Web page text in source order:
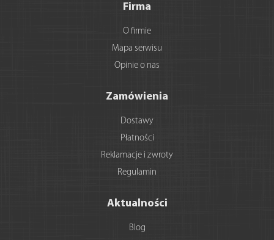
Firma
O firmie
Mapa serwisu
Opinie o nas
Zamówienia
Dostawy
Płatności
Reklamacje i zwroty
Regulamin
Aktualności
Blog